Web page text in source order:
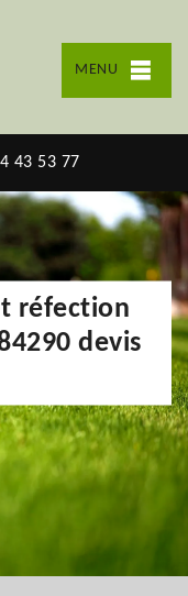
MENU
43 53 77
réfection
devis